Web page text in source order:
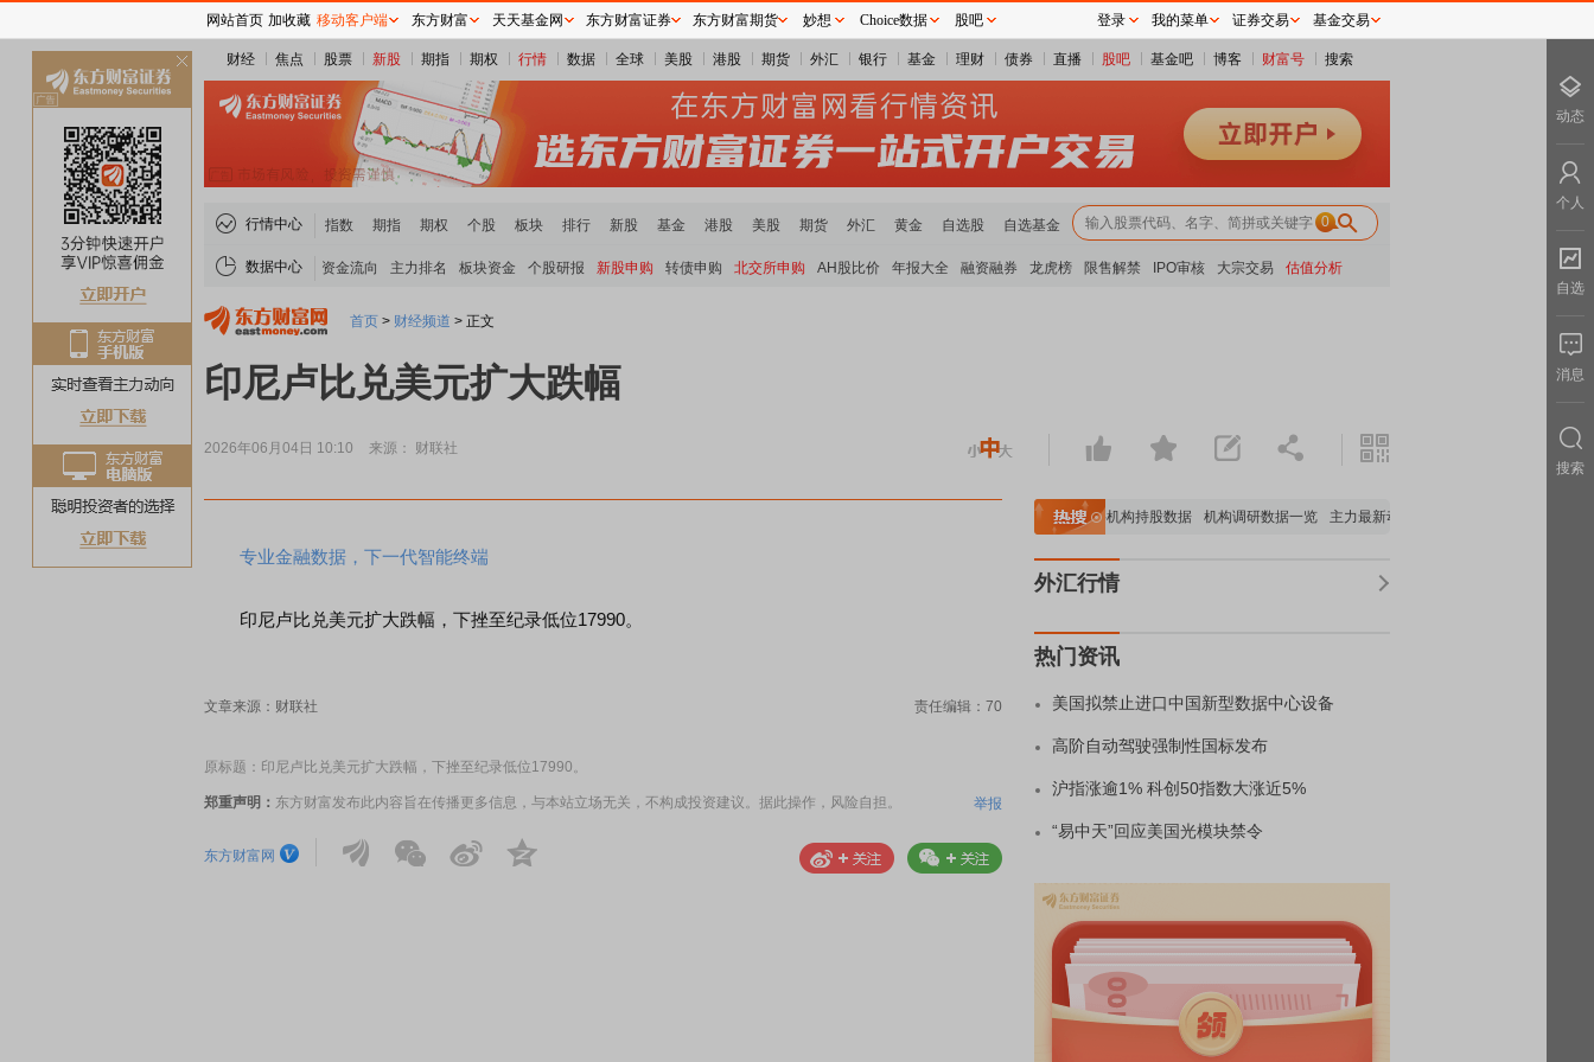
财经 焦点 股票 新股 期指 期权 行情 数据 全球 美股 港股 期货 外汇 银行 基金 理财 债券 直播 股吧 基金吧 博客 财富号 搜索
行情中心 指数 期指 期权 个股 板块 排行 新股 基金 港股 美股 期货 外汇 黄金 自选股 自选基金 0
数据中心 资金流向 主力排名 板块资金 个股研报 新股申购 转债申购 北交所申购 AH股比价 年报大全 融资融券 龙虎榜 限售解禁 IPO审核 大宗交易 估值分析
首页 > 财经频道 > 正文
印尼卢比兑美元扩大跌幅
2026年06月04日 10:10 来源： 财联社
专业金融数据，下一代智能终端
印尼卢比兑美元扩大跌幅，下挫至纪录低位17990。
文章来源：财联社 责任编辑：70
原标题：印尼卢比兑美元扩大跌幅，下挫至纪录低位17990。
郑重声明： 东方财富发布此内容旨在传播更多信息，与本站立场无关，不构成投资建议。据此操作，风险自担。 举报
东方财富网
A股估值分析全览 重要机构持股数据 机构调研数据一览 主力最新动向
外汇行情
热门资讯
美国拟禁止进口中国新型数据中心设备
高阶自动驾驶强制性国标发布
沪指涨逾1% 科创50指数大涨近5%
“易中天”回应美国光模块禁令
网站首页 加收藏 移动客户端 东方财富 天天基金网 东方财富证券 东方财富期货 妙想 Choice数据 股吧 登录 我的菜单 证券交易 基金交易
动态
个人
自选
消息
搜索
关